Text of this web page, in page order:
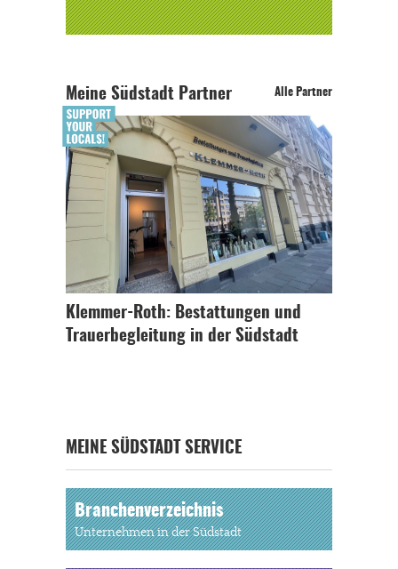
Meine Südstadt Partner Alle Partner
Klemmer-Roth: Bestattungen und
Trauerbegleitung in der Südstadt
MEINE SÜDSTADT SERVICE
Branchenverzeichnis
Unternehmen in der Südstadt